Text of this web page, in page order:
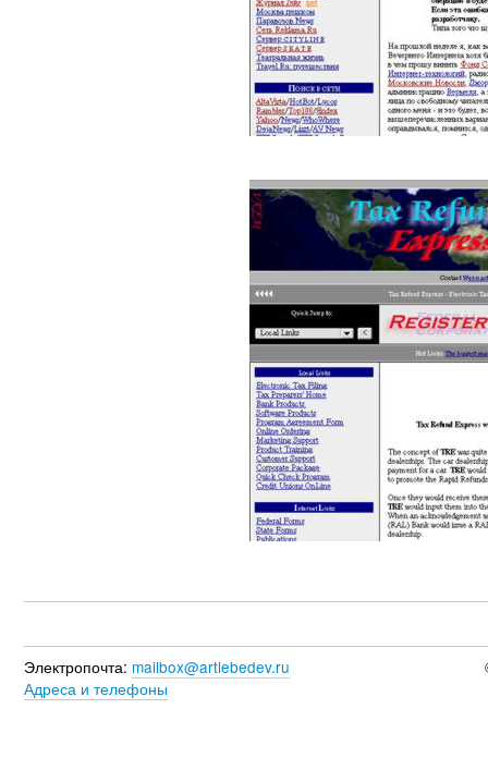
Электропочта: mailbox@artlebedev.ru
Адреса и телефоны